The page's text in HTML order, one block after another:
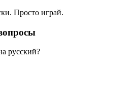
Просто играй.
русский?